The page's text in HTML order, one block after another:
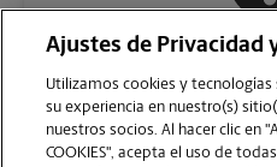
Ajustes de Privacidad
Utilizamos cookies y
su experiencia en nuestro(s)
nuestros socios. Al hacer clic en
COOKIES", acepta el uso de